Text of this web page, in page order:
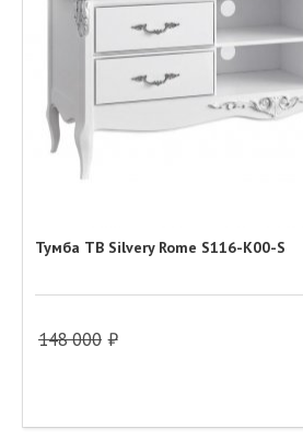
Тумба ТВ Silvery Rome S116-K00-S
148 000